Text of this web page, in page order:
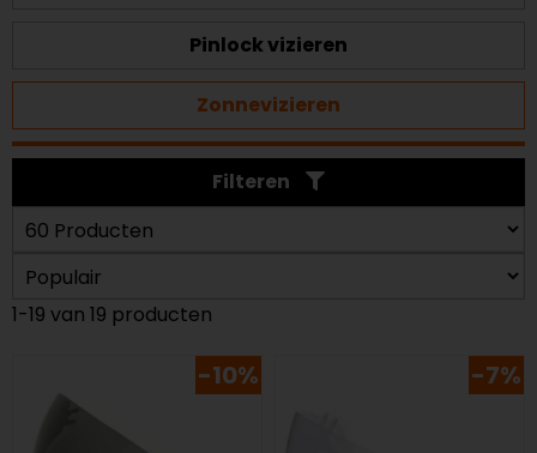
Pinlock vizieren
Zonnevizieren
Filteren
1-19 van 19 producten
-10% -7%